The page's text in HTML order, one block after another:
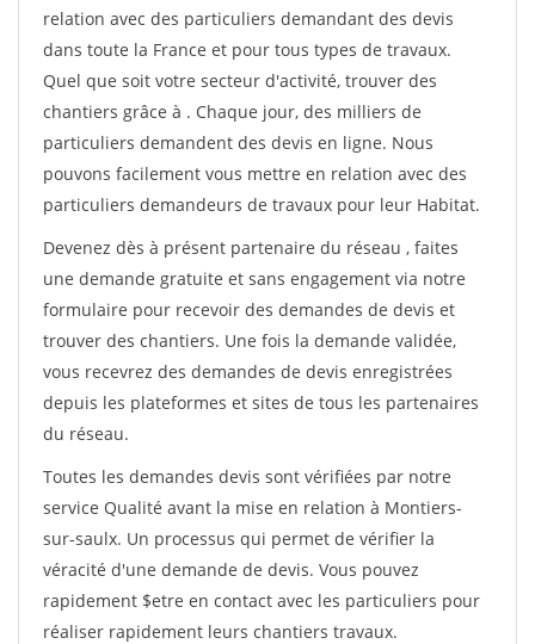
relation avec des particuliers demandant des devis
dans toute la France et pour tous types de travaux.
Quel que soit votre secteur d'activité, trouver des
chantiers grâce à . Chaque jour, des milliers de
particuliers demandent des devis en ligne. Nous
pouvons facilement vous mettre en relation avec des
particuliers demandeurs de travaux pour leur Habitat.
Devenez dès à présent partenaire du réseau , faites
une demande gratuite et sans engagement via notre
formulaire pour recevoir des demandes de devis et
trouver des chantiers. Une fois la demande validée,
vous recevrez des demandes de devis enregistrées
depuis les plateformes et sites de tous les partenaires
du réseau.
Toutes les demandes devis sont vérifiées par notre
service Qualité avant la mise en relation à Montiers-
sur-saulx. Un processus qui permet de vérifier la
véracité d'une demande de devis. Vous pouvez
rapidement $etre en contact avec les particuliers pour
réaliser rapidement leurs chantiers travaux.